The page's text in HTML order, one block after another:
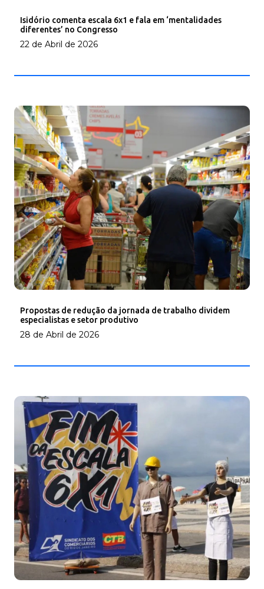
Isidório comenta escala 6x1 e fala em ‘mentalidades
diferentes’ no Congresso
22 de Abril de 2026
Propostas de redução da jornada de trabalho dividem
especialistas e setor produtivo
28 de Abril de 2026